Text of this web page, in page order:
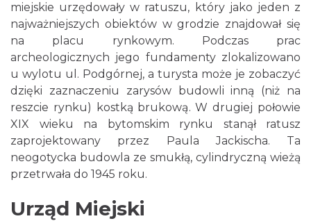
miejskie urzędowały w ratuszu, który jako jeden z
najważniejszych obiektów w grodzie znajdował się
na placu rynkowym. Podczas prac
archeologicznych jego fundamenty zlokalizowano
u wylotu ul. Podgórnej, a turysta może je zobaczyć
dzięki zaznaczeniu zarysów budowli inną (niż na
reszcie rynku) kostką brukową. W drugiej połowie
XIX wieku na bytomskim rynku stanął ratusz
zaprojektowany przez Paula Jackischa. Ta
neogotycka budowla ze smukłą, cylindryczną wieżą
przetrwała do 1945 roku.
Urząd Miejski